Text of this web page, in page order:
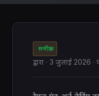
समीक्षा
द्वारा · 3 जुलाई 2026 ·